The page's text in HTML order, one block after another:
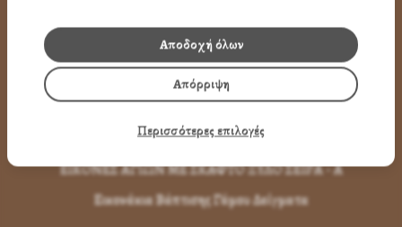
Μπρελόκ Μέ Αγίους
Εικόνες με Φύλλα Χρυσού
Εικόνες Τοίχου με Καντήλι
Εικόνες Αγίων με Κορνίζα
ΕΙΚΟΝΕΣ ΑΓΙΩΝ ΜΕ ΣΚΑΦΤΟ ΞΥΛΟ ΣΕΙΡΑ - Α
Εικονάκια Βάπτισης Γάμου Δείγματα
Απόρριψη
Αποδοχή όλων
Περισσότερες επιλογές